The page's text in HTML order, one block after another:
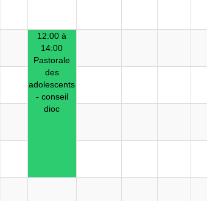
12:00 à
14:00
Pastorale
des
adolescents
- conseil
dioc